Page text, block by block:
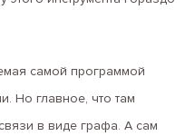
самой программой
Но главное, что там
в виде графа. А сам